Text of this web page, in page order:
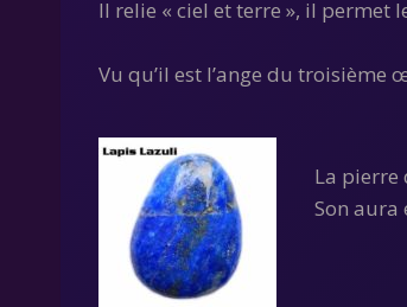
Il relie « ciel et terre », il permet
Vu qu’il est l’ange du troisième
La pierre
Son aura